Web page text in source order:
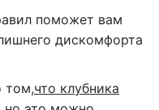
поможет вам
дискомфорта
том,что клубника